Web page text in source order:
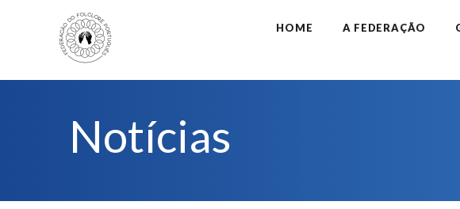
HOME A FEDERAÇÃO
Notícias